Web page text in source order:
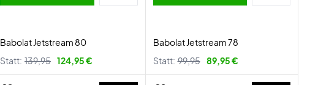
Babolat Jetstream 80
Statt: 139,95 124,95 €
Babolat Jetstream 78
Statt: 99,95 89,95 €